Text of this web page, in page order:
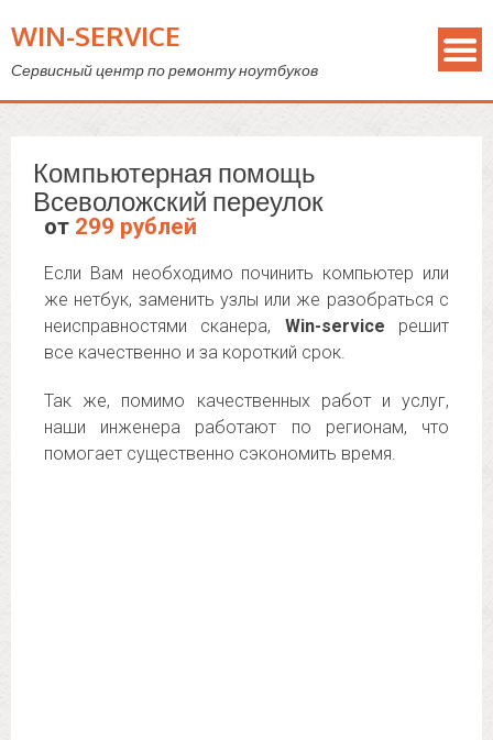
WIN-SERVICE
Сервисный центр по ремонту ноутбуков
Компьютерная помощь
Всеволожский переулок
от 299 рублей
Если Вам необходимо починить компьютер или
же нетбук, заменить узлы или же разобраться с
неисправностями сканера, Win-service решит
все качественно и за короткий срок.
Так же, помимо качественных работ и услуг,
наши инженера работают по регионам, что
помогает существенно сэкономить время.